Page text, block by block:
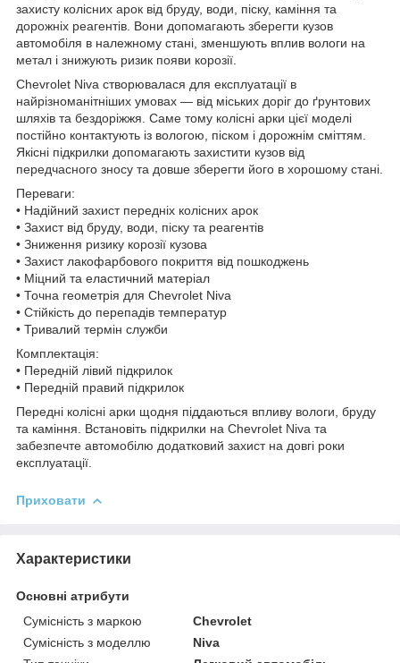
захисту колісних арок від бруду, води, піску, каміння та
дорожніх реагентів. Вони допомагають зберегти кузов
автомобіля в належному стані, зменшують вплив вологи на
метал і знижують ризик появи корозії.
Chevrolet Niva створювалася для експлуатації в
найрізноманітніших умовах — від міських доріг до ґрунтових
шляхів та бездоріжжя. Саме тому колісні арки цієї моделі
постійно контактують із вологою, піском і дорожнім сміттям.
Якісні підкрилки допомагають захистити кузов від
передчасного зносу та довше зберегти його в хорошому стані.
Переваги:
• Надійний захист передніх колісних арок
• Захист від бруду, води, піску та реагентів
• Зниження ризику корозії кузова
• Захист лакофарбового покриття від пошкоджень
• Міцний та еластичний матеріал
• Точна геометрія для Chevrolet Niva
• Стійкість до перепадів температур
• Тривалий термін служби
Комплектація:
• Передній лівий підкрилок
• Передній правий підкрилок
Передні колісні арки щодня піддаються впливу вологи, бруду
та каміння. Встановіть підкрилки на Chevrolet Niva та
забезпечте автомобілю додатковий захист на довгі роки
експлуатації.
Приховати
Характеристики
Основні атрибути
Сумісність з маркою
Chevrolet
Сумісність з моделлю
Niva